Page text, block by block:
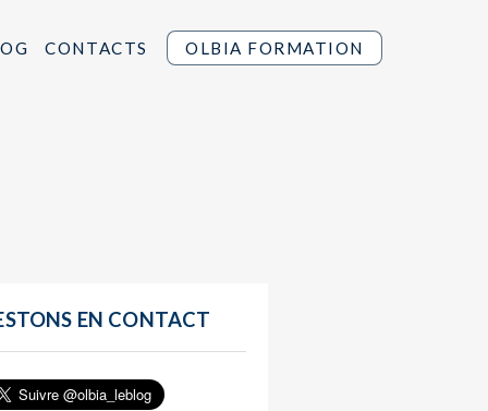
CONTACTS OLBIA FORMATION
EN CONTACT